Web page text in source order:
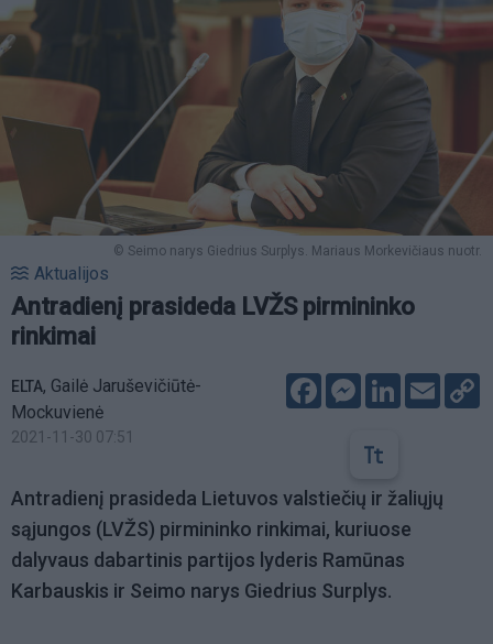
© Seimo narys Giedrius Surplys. Mariaus Morkevičiaus nuotr.
Aktualijos
Antradienį prasideda LVŽS pirmininko
rinkimai
ELTA, Gailė Jaruševičiūtė-
Mockuvienė
2021-11-30 07:51
FacebookMessenger
LinkedIn
Email
Antradienį prasideda Lietuvos valstiečių ir žaliųjų
sąjungos (LVŽS) pirmininko rinkimai, kuriuose
dalyvaus dabartinis partijos lyderis Ramūnas
Karbauskis ir Seimo narys Giedrius Surplys.